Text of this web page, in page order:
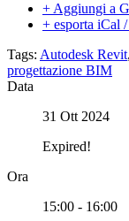
+ Aggiungi a
+ esporta iCal
Tags: Autodesk Revit,
progettazione BIM
Data
31 Ott 2024
Expired!
Ora
15:00 - 16:00